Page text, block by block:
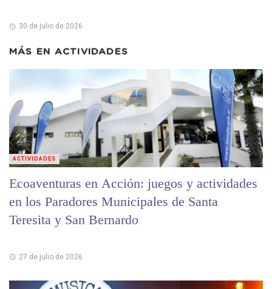
30 de julio de 2026
MÁS EN ACTIVIDADES
Ecoaventuras en Acción: juegos y actividades
en los Paradores Municipales de Santa
Teresita y San Bernardo
27 de julio de 2026
ACTIVIDADES